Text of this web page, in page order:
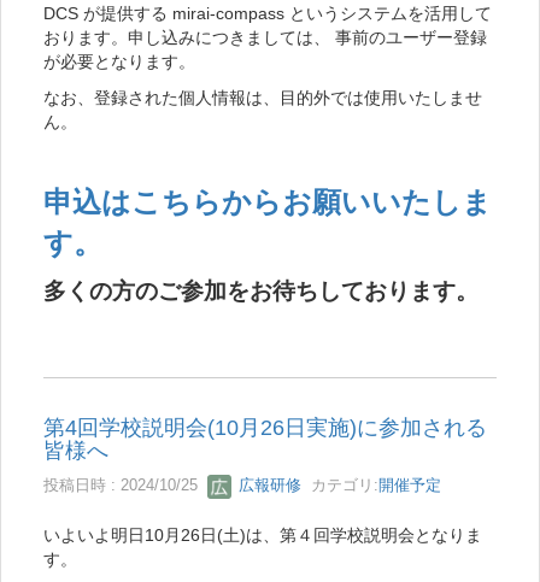
DCS が提供する mirai-compass というシステムを活用して
おります。申し込みにつきましては、 事前のユーザー登録
が必要となります。
なお、登録された個人情報は、目的外では使用いたしませ
ん。
申込はこちらからお願いいたしま
す。
多くの方のご参加をお待ちしております。
第4回学校説明会(10月26日実施)に参加される
皆様へ
投稿日時 : 2024/10/25 広報研修 カテゴリ:開催予定
いよいよ明日10月26日(土)は、第４回学校説明会となりま
す。